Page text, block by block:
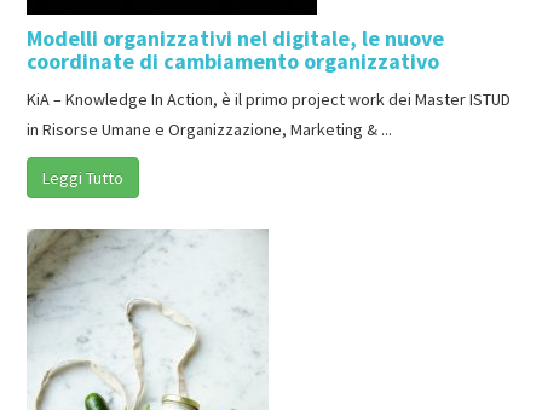
Modelli organizzativi nel digitale, le nuove
coordinate di cambiamento organizzativo
KiA – Knowledge In Action, è il primo project work dei Master ISTUD
in Risorse Umane e Organizzazione, Marketing & ...
Leggi Tutto